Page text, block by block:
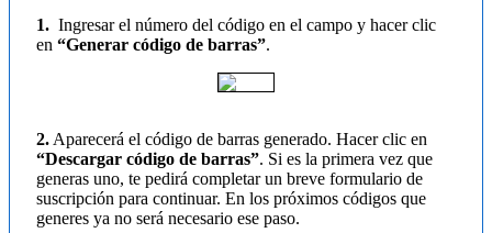
1. Ingresar el número del código en el campo y hacer clic
en “Generar código de barras”.
2.Aparecerá el código de barras generado. Hacer clic en
“Descargar código de barras”. Si es la primera vez que
generas uno, te pedirá completar un breve formulario de
suscripción para continuar. En los próximos códigos que
generes ya no será necesario ese paso.